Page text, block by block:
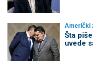
Američki
Šta
uvede